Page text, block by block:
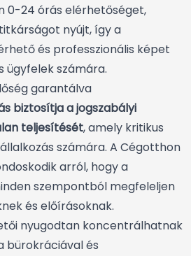
0-24 órás elérhetőséget,
nyújt, így a
és professzionális képet
számára.
garantálva
biztosítja a jogszabályi
teljesítését, amely kritikus
számára. A Cégotthon
arról, hogy a
szempontból megfeleljen
és előírásoknak.
nyugodtan koncentrálhatnak
bürokráciával és